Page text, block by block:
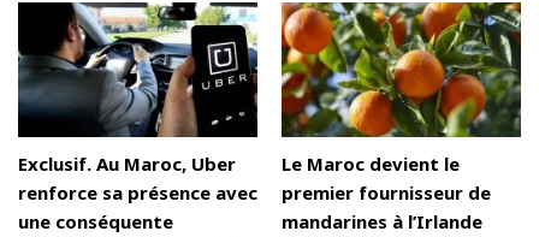
Exclusif. Au Maroc, Uber
renforce sa présence avec
une conséquente
Le Maroc devient le
premier fournisseur de
mandarines à l’Irlande